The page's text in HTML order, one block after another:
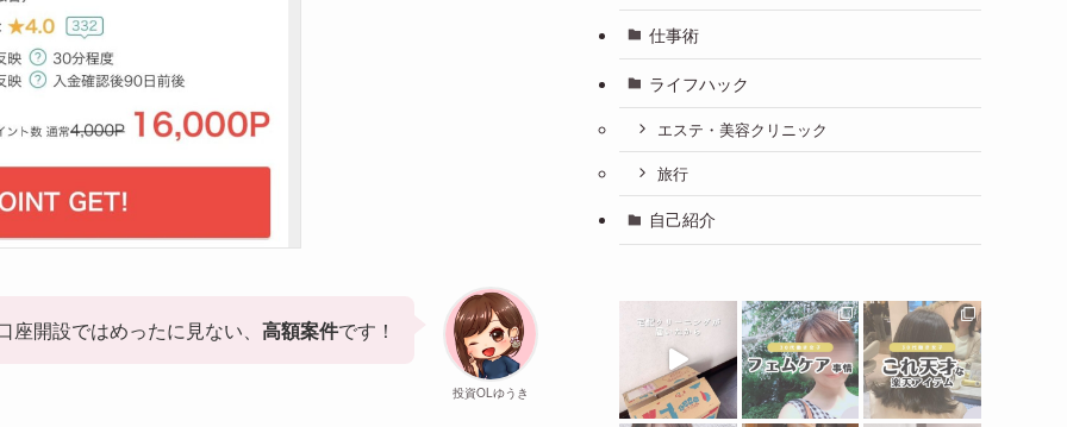
投資OLゆうき
座開設ではめったに見ない、 高額案件です！
仕事術
ライフハック
エステ・美容クリニック
旅行
自己紹介